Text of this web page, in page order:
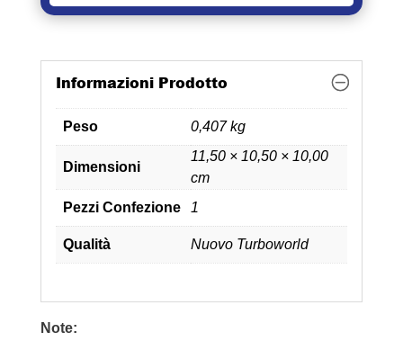
Informazioni Prodotto
Peso 0,407 kg
Dimensioni
11,50 × 10,50 × 10,00
cm
Pezzi Confezione
1
Qualità Nuovo Turboworld
Note: